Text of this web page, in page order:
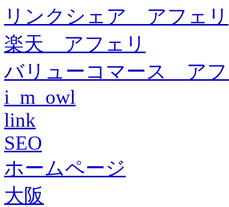
リンクシェア アフェリ
楽天 アフェリ
バリューコマース ア
i_m_owl
link
SEO
ホームページ
大阪